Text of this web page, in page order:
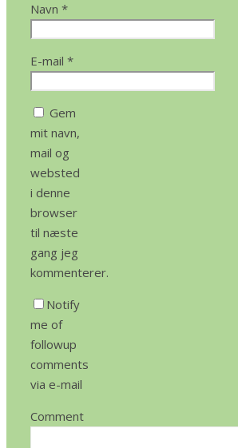
Navn *
E-mail *
Gem
mit navn,
mail og
websted
i denne
browser
til næste
gang jeg
kommenterer.
Notify
me of
followup
comments
via e-mail
Comment